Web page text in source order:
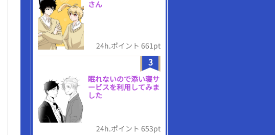
さん
24h.ポイント 661pt
3
眠れないので添い寝サ
ービスを利用してみま
した
24h.ポイント 653pt